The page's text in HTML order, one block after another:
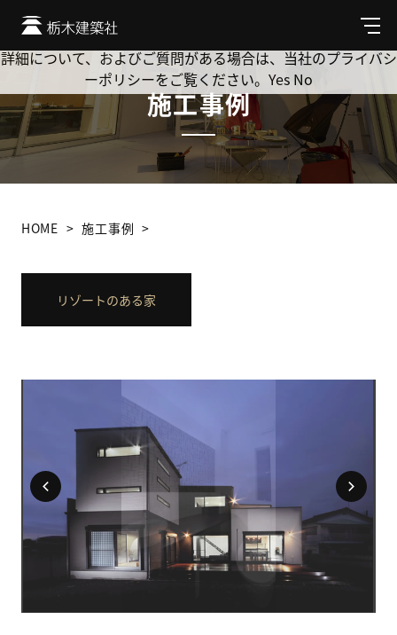
メ
ニ
ュ
施工事例
HOME 施工事例
リゾートのある家
Cookie を使用して、お客様の活動を追跡してもよろしいです
か? 当社ではお客様のプライバシーを極めて重視しています。
詳細について、およびご質問がある場合は、当社のプライバシ
ーポリシーをご覧ください。 Yes No